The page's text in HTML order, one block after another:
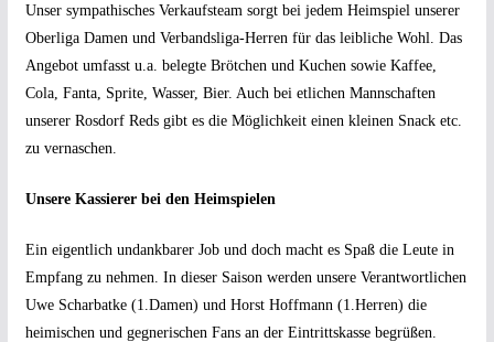
Unser sympathisches Verkaufsteam sorgt bei jedem Heimspiel unserer
Oberliga Damen und Verbandsliga-Herren für das leibliche Wohl. Das
Angebot umfasst u.a. belegte Brötchen und Kuchen sowie Kaffee,
Cola, Fanta, Sprite, Wasser, Bier. Auch bei etlichen Mannschaften
unserer Rosdorf Reds gibt es die Möglichkeit einen kleinen Snack etc.
zu vernaschen.
Unsere Kassierer bei den Heimspielen
Ein eigentlich undankbarer Job und doch macht es Spaß die Leute in
Empfang zu nehmen. In dieser Saison werden unsere Verantwortlichen
Uwe Scharbatke (1.Damen) und Horst Hoffmann (1.Herren) die
heimischen und gegnerischen Fans an der Eintrittskasse begrüßen.